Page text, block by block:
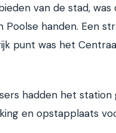
van de stad, was
Poolse handen. Een
punt was het
hadden het station
en opstapplaats